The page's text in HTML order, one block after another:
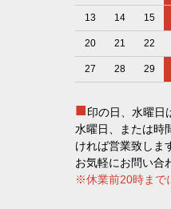
13 14 15
20 21 22
27 28 29
■印の日、水曜日
水曜日、または時
ければ営業致しま
お気軽にお問い合
※休業前20時まで